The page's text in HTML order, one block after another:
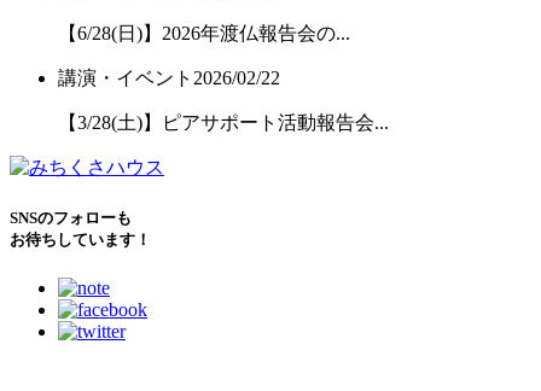
【6/28(日)】2026年渡仏報告会の...
講演・イベント 2026/02/22
【3/28(土)】ピアサポート活動報告会...
SNSのフォローも
お待ちしています！